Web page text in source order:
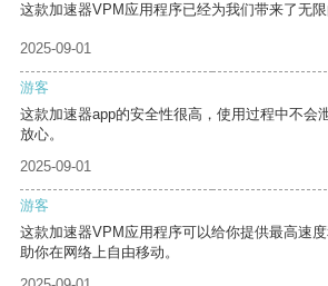
这款加速器VPM应用程序已经为我们带来了无限
2025-09-01
游客
这款加速器app的安全性很高，使用过程中不会
放心。
2025-09-01
游客
这款加速器VPM应用程序可以给你提供最高速
助你在网络上自由移动。